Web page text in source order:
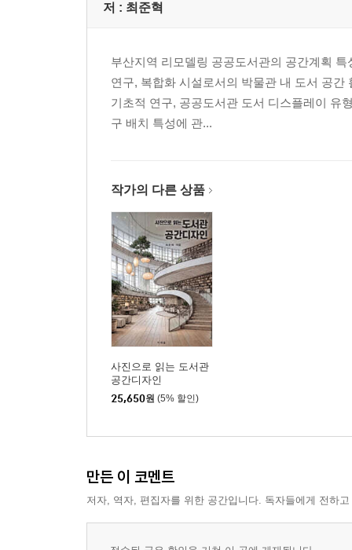
저 : 최준혁
부산지역 리모델링 공공도서관의 공간계획
연구, 복합화 시설로서의 박물관 내 도서 공
기초적 연구, 공공도서관 도서 디스플레이 유
구 배치 특성에 관...
작가의 다른 상품
사진으로 읽는 도서관
공간디자인
25,650원 (5% 할인)
만든 이 코멘트
저자, 역자, 편집자를 위한 공간입니다. 독자들에게 전하